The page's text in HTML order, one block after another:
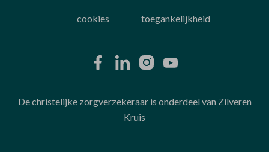
cookies toegankelijkheid
De christelijke zorgverzekeraar is onderdeel van Zilveren
Kruis